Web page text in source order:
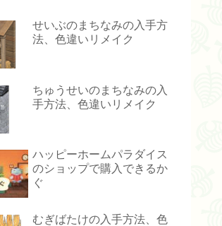
せいぶのまちなみの入手方
法、色違いリメイク
ちゅうせいのまちなみの入
手方法、色違いリメイク
ハッピーホームパラダイス
のショップで購入できるか
ぐ
むぎばたけの入手方法、色